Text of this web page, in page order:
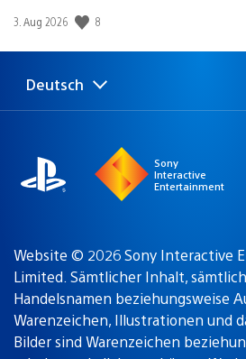
Veröffentlichungsdatum:
3. Aug 2026 8
Select
Aktuelle
Deutsch
Sony
Interactive
Entertainment
Website © 2026 Sony Interactive
Limited. Sämtlicher Inhalt,
Handelsnamen beziehungsweise
Warenzeichen, Illustrationen und
Bilder sind Warenzeichen